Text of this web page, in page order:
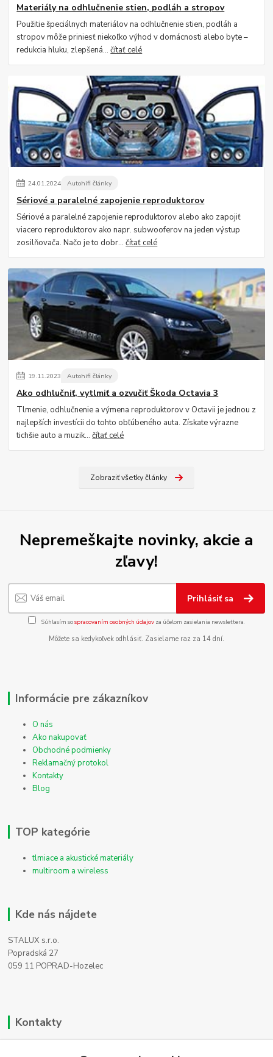
Materiály na odhlučnenie stien, podláh a stropov
Použitie špeciálnych materiálov na odhlučnenie stien, podláh a
stropov môže priniesť niekoľko výhod v domácnosti alebo byte –
redukcia hluku, zlepšená...čítať celé
24.01.2024 Autohifi články
Sériové a paralelné zapojenie reproduktorov
Sériové a paralelné zapojenie reproduktorov alebo ako zapojiť
viacero reproduktorov ako napr. subwooferov na jeden výstup
zosilňovača. Načo je to dobr...čítať celé
19.11.2023 Autohifi články
Ako odhlučniť, vytlmiť a ozvučiť Škoda Octavia 3
Tlmenie, odhlučnenie a výmena reproduktorov v Octavii je jednou z
najlepších investícii do tohto obľúbeného auta. Získate výrazne
tichšie auto a muzik...čítať celé
Zobraziť všetky články
Nepremeškajte novinky, akcie a
zľavy!
Prihlásiť sa
Súhlasím sospracovaním osobných údajov za účelom zasielania newslettera.
Môžete sa kedykoľvek odhlásiť. Zasielame raz za 14 dní.
Informácie pre zákazníkov
O nás
Ako nakupovať
Obchodné podmienky
Reklamačný protokol
Kontakty
Blog
TOP kategórie
tlmiace a akustické materiály
multiroom a wireless
Kde nás nájdete
STALUX s.r.o.
Popradská 27
059 11 POPRAD-Hozelec
Kontakty